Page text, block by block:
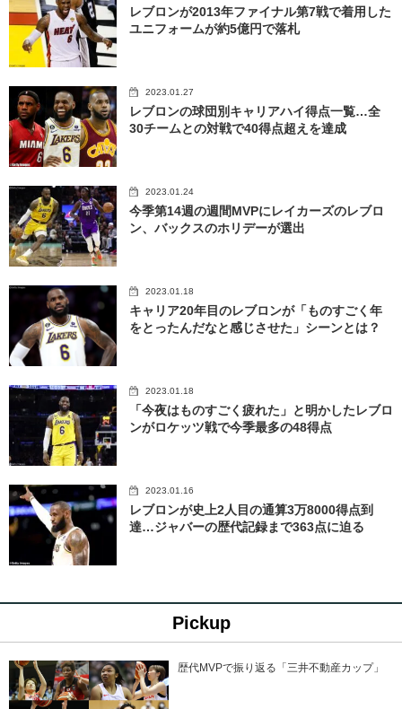
レブロンが2013年ファイナル第7戦で着用した
ユニフォームが約5億円で落札
2023.01.27
レブロンの球団別キャリアハイ得点一覧…全
30チームとの対戦で40得点超えを達成
2023.01.24
今季第14週の週間MVPにレイカーズのレブロ
ン、バックスのホリデーが選出
2023.01.18
キャリア20年目のレブロンが「ものすごく年
をとったんだなと感じさせた」シーンとは？
2023.01.18
「今夜はものすごく疲れた」と明かしたレブロ
ンがロケッツ戦で今季最多の48得点
2023.01.16
レブロンが史上2人目の通算3万8000得点到
達…ジャバーの歴代記録まで363点に迫る
Pickup
歴代MVPで振り返る「三井不動産カップ」